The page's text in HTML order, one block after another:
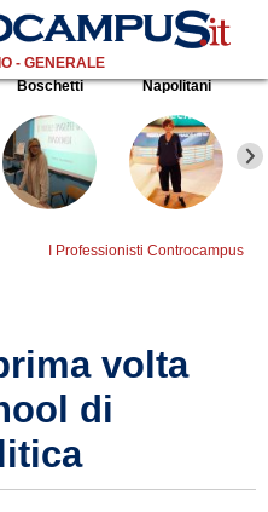
- GENERALE
Boschetti Napolitani
I Professionisti Controcampus
volta
di